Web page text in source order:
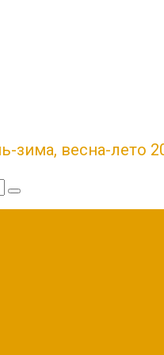
зима, весна-лето